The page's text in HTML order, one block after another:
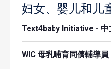
妇女、婴儿和儿
Text4baby Initiative - 中
WIC 母乳哺育同儕輔導員